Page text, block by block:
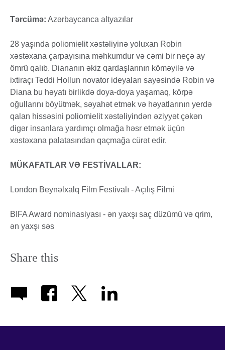
Tərcümə: Azərbaycanca altyazılar
28 yaşında poliomielit xəstəliyinə yoluxan Robin
xəstəxana çarpayısına məhkumdur və cəmi bir neçə ay
ömrü qalıb. Diananın əkiz qardaşlarının köməyilə və
ixtiraçı Teddi Hollun novator ideyaları sayəsində Robin və
Diana bu həyatı birlikdə doya-doya yaşamaq, körpə
oğullarını böyütmək, səyahət etmək və həyatlarının yerdə
qalan hissəsini poliomielit xəstəliyindən əziyyət çəkən
digər insanlara yardımçı olmağa həsr etmək üçün
xəstəxana palatasından qaçmağa cürət edir.
MÜKAFATLAR VƏ FESTİVALLAR:
London Beynəlxalq Film Festivalı - Açılış Filmi
BIFA Award nominasiyası - ən yaxşı saç düzümü və qrim,
ən yaxşı səs
Share this